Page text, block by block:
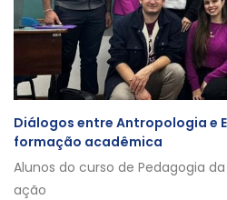
Diálogos entre Antropologia e
formação acadêmica
Alunos do curso de Pedagogia
ação